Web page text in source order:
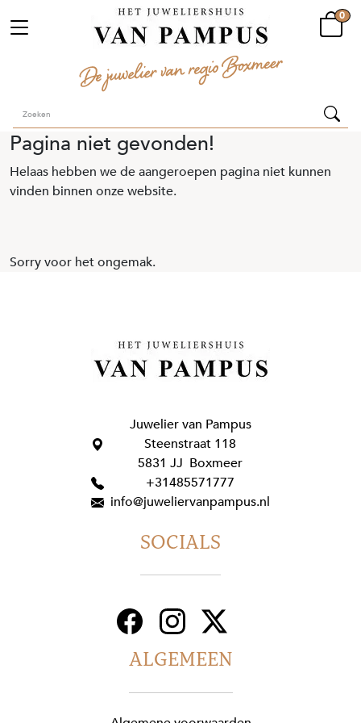
0
Pagina niet gevonden!
Helaas hebben we de aangeroepen pagina niet kunnen
vinden binnen onze website.
Sorry voor het ongemak.
Juwelier van Pampus
Steenstraat 118
5831 JJ Boxmeer
+31485571777
info@juweliervanpampus.nl
ALGEMEEN
SOCIALS